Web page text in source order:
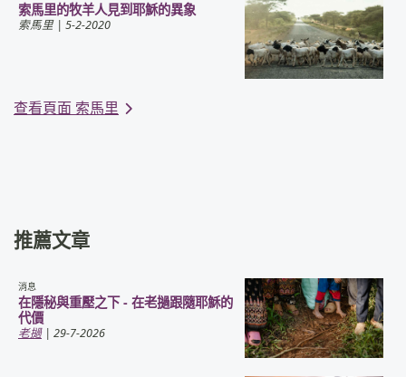
索馬里的牧羊人見到耶穌的異象
索馬里| 5-2-2020
查看頁面 索馬里
推薦文章
消息
在隱秘與重壓之下 - 在老撾跟隨耶穌的
代價
老撾| 29-7-2026